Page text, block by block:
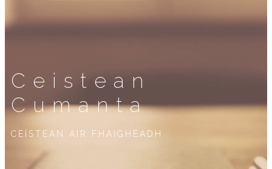
Ceistean
Cumanta
CEISTEAN AIR FHAIGHEADH